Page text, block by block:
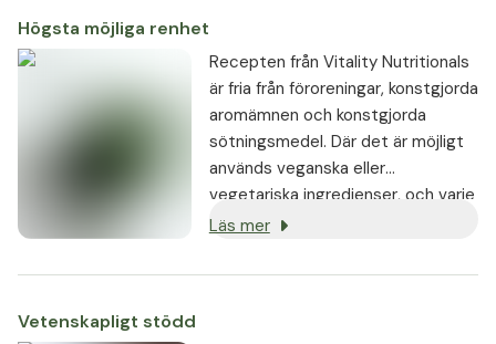
Högsta möjliga renhet
Recepten från Vitality Nutritionals
är fria från föroreningar, konstgjorda
aromämnen och konstgjorda
sötningsmedel. Där det är möjligt
används veganska eller
vegetariska ingredienser, och varje
produkt är fri från genetisk
Läs mer
Vetenskapligt stödd